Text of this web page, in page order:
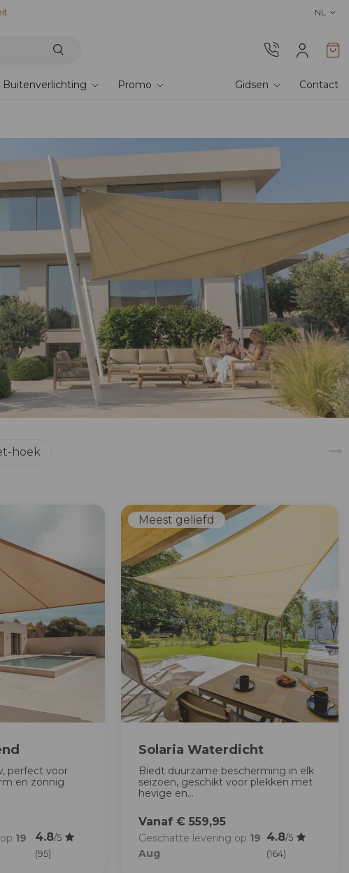
Ontdek de collectie 2026 en
NL
Buitenverlichting Promo Gidsen Contact
hoek
perfect voor
en zonnig
19
4.8/5
(95)
Meest geliefd
Solaria Waterdicht
Biedt duurzame bescherming in elk
seizoen, geschikt voor plekken met
hevige en...
Vanaf € 559,95
Geschatte levering op 19
Aug
4.8/5
(164)